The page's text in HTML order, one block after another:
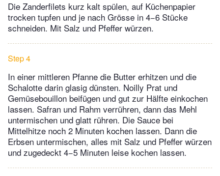
Die Zanderfilets kurz kalt spülen, auf Küchenpapier
trocken tupfen und je nach Grösse in 4−6 Stücke
schneiden. Mit Salz und Pfeffer würzen.
Step 4
In einer mittleren Pfanne die Butter erhitzen und die
Schalotte darin glasig dünsten. Noilly Prat und
Gemüsebouillon beifügen und gut zur Hälfte einkochen
lassen. Safran und Rahm verrühren, dann das Mehl
untermischen und glatt rühren. Die Sauce bei
Mittelhitze noch 2 Minuten kochen lassen. Dann die
Erbsen untermischen, alles mit Salz und Pfeffer würzen
und zugedeckt 4−5 Minuten leise kochen lassen.